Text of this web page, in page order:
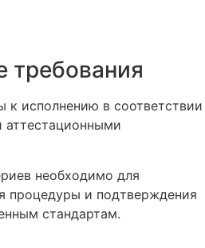
требования
к исполнению в соответствии
необходимо для
процедуры и подтверждения
стандартам.